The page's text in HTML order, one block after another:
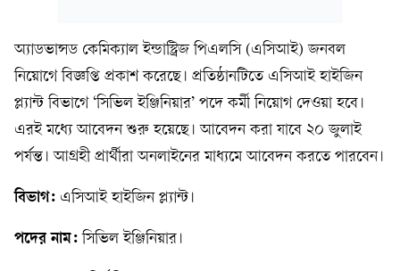
অ্যাডভান্সড কেমিক্যাল ইন্ডাস্ট্রিজ পিএলসি (এসিআই) জনবল
নিয়োগে বিজ্ঞপ্তি প্রকাশ করেছে। প্রতিষ্ঠানটিতে এসিআই হাইজিন
প্ল্যান্ট বিভাগে ‘সিভিল ইঞ্জিনিয়ার’ পদে কর্মী নিয়োগ দেওয়া হবে।
এরই মধ্যে আবেদন শুরু হয়েছে। আবেদন করা যাবে ২০ জুলাই
পর্যন্ত। আগ্রহী প্রার্থীরা অনলাইনের মাধ্যমে আবেদন করতে পারবেন।
বিভাগ: এসিআই হাইজিন প্ল্যান্ট।
পদের নাম: সিভিল ইঞ্জিনিয়ার।